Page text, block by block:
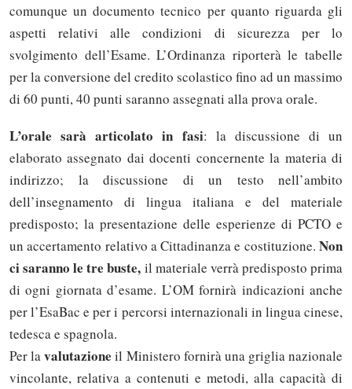
comunque un documento tecnico per quanto riguarda gli
aspetti relativi alle condizioni di sicurezza per lo
svolgimento dell’Esame. L’Ordinanza riporterà le tabelle
per la conversione del credito scolastico fino ad un massimo
di 60 punti, 40 punti saranno assegnati alla prova orale.
L’orale sarà articolato in fasi: la discussione di un
elaborato assegnato dai docenti concernente la materia di
indirizzo; la discussione di un testo nell’ambito
dell’insegnamento di lingua italiana e del materiale
predisposto; la presentazione delle esperienze di PCTO e
un accertamento relativo a Cittadinanza e costituzione. Non
ci saranno le tre buste, il materiale verrà predisposto prima
di ogni giornata d’esame. L’OM fornirà indicazioni anche
per l’EsaBac e per i percorsi internazionali in lingua cinese,
tedesca e spagnola.
Per lavalutazione il Ministero fornirà una griglia nazionale
vincolante, relativa a contenuti e metodi, alla capacità di